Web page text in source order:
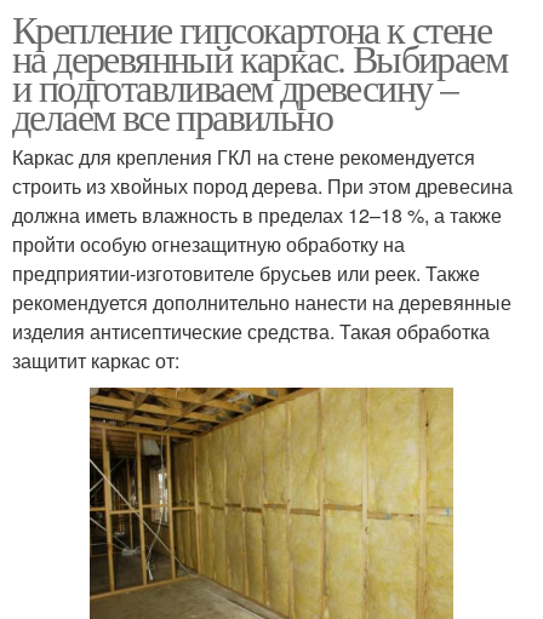
Крепление гипсокартона к стене
на деревянный каркас. Выбираем
и подготавливаем древесину –
делаем все правильно
Каркас для крепления ГКЛ на стене рекомендуется
строить из хвойных пород дерева. При этом древесина
должна иметь влажность в пределах 12–18 %, а также
пройти особую огнезащитную обработку на
предприятии-изготовителе брусьев или реек. Также
рекомендуется дополнительно нанести на деревянные
изделия антисептические средства. Такая обработка
защитит каркас от: